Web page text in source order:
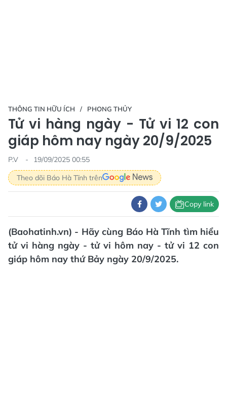
THÔNG TIN HỮU ÍCH PHONG THỦY
Tử vi hàng ngày - Tử vi 12 con
giáp hôm nay ngày 20/9/2025
P.V
19/09/2025 00:55
Theo dõi Báo Hà Tĩnh trên
Copy link
(Baohatinh.vn) - Hãy cùng Báo Hà Tĩnh tìm hiểu
tử vi hàng ngày - tử vi hôm nay - tử vi 12 con
giáp hôm nay thứ Bảy ngày 20/9/2025.